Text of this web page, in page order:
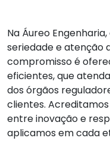
Na Áureo
seriedade e atenção
compromisso é
eficientes, que
dos órgãos
clientes.
entre inovação e
aplicamos em cada